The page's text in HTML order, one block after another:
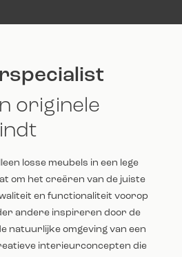
originele
losse meubels in een lege
om het creëren van de juiste
en functionaliteit voorop
andere inspireren door de
natuurlijke omgeving van een
interieurconcepten die